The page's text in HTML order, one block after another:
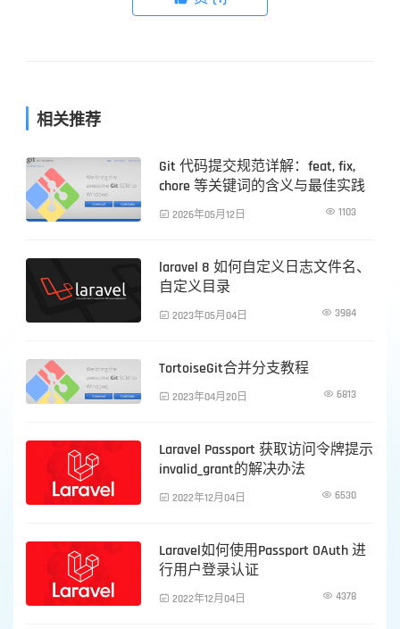
相关推荐
PHP技术
Git 代码提交规范详解：feat, fix,
chore 等关键词的含义与最佳实践
 2026年05月12日  1103
laravel 8 如何自定义日志文件名、
自定义目录
 2023年05月04日  3984
PHP技术 TortoiseGit合并分支教程
 2023年04月20日  6813
PHP技术
Laravel Passport 获取访问令牌提示
invalid_grant的解决办法
 2022年12月04日  6530
PHP技术
Laravel如何使用Passport OAuth 进
行用户登录认证
 2022年12月04日  4378